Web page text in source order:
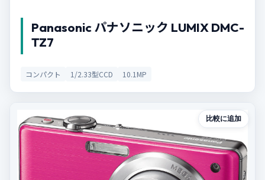
Panasonic パナソニック LUMIX DMC-
TZ7
コンパクト 1/2.33型CCD 10.1MP
比較に追加